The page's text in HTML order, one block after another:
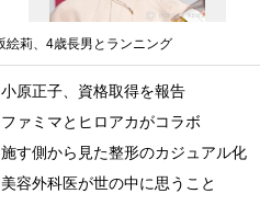
絵莉、4歳長男とランニング
小原正子、資格取得を報告
ファミマとヒロアカがコラボ
施す側から見た整形のカジュアル化
美容外科医が世の中に思うこと